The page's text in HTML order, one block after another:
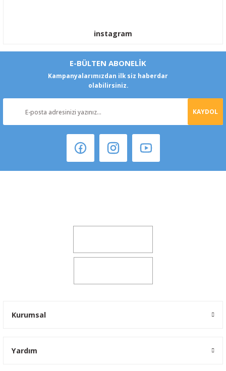
instagram
E-BÜLTEN ABONELİK
Kampanyalarımızdan ilk siz haberdar
olabilirsiniz.
KAYDOL
Kurumsal
Yardım